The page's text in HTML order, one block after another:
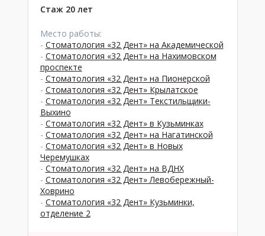
Стаж 20 лет
Место работы:
- Стоматология «32 Дент» на Академической
- Стоматология «32 Дент» на Нахимовском
проспекте
- Стоматология «32 Дент» на Пионерской
- Стоматология «32 Дент» Крылатское
- Стоматология «32 Дент» Текстильщики-
Выхино
- Стоматология «32 Дент» в Кузьминках
- Стоматология «32 Дент» на Нагатинской
- Стоматология «32 Дент» в Новых
Черемушках
- Стоматология «32 Дент» на ВДНХ
- Стоматология «32 Дент» Левобережный-
Ховрино
- Стоматология «32 Дент» Кузьминки,
отделение 2